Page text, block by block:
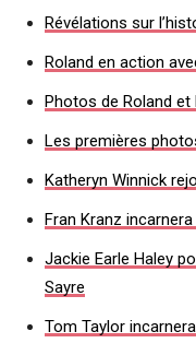
Révélations sur
Roland en action
Photos de Roland et
Les premières
Katheryn Winnick
Fran Kranz
Jackie Earle Haley
Sayre
Tom Taylor